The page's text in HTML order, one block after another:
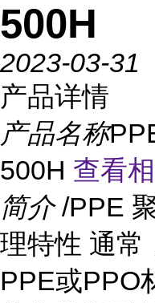
500H
2023-03-31
产品详情
产品名称
500H 查看
简介 /PPE
理特性 通常
PPE或PPO